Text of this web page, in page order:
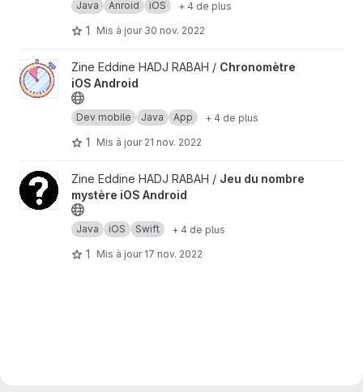
Java Anroid iOS + 4 de plus
1 Mis à jour 30 nov. 2022
Afficher le projet Chronomètre iOS Android
Zine Eddine HADJ RABAH / Chronomètre
iOS Android
Dev mobile Java App + 4 de plus
1 Mis à jour 21 nov. 2022
Afficher le projet Jeu du nombre mystère iOS Android
Zine Eddine HADJ RABAH / Jeu du nombre
mystère iOS Android
Java iOS Swift + 4 de plus
1 Mis à jour 17 nov. 2022